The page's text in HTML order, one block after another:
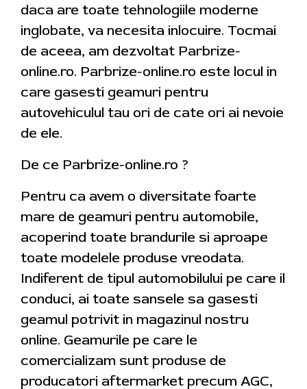
daca are toate tehnologiile moderne
inglobate, va necesita inlocuire. Tocmai
de aceea, am dezvoltat Parbrize-
online.ro. Parbrize-online.ro este locul in
care gasesti geamuri pentru
autovehiculul tau ori de cate ori ai nevoie
de ele.
De ce Parbrize-online.ro ?
Pentru ca avem o diversitate foarte
mare de geamuri pentru automobile,
acoperind toate brandurile si aproape
toate modelele produse vreodata.
Indiferent de tipul automobilului pe care il
conduci, ai toate sansele sa gasesti
geamul potrivit in magazinul nostru
online. Geamurile pe care le
comercializam sunt produse de
producatori aftermarket precum AGC,